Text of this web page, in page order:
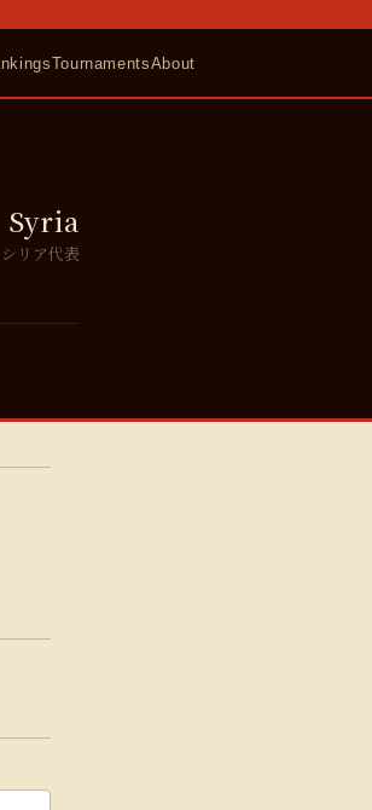
TournamentsAbout
Syria
シリア代表